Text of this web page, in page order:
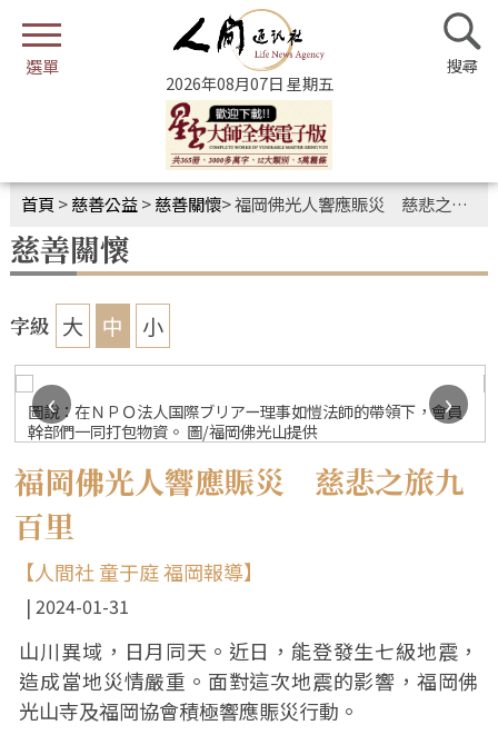
2026年08月07日 星期五
首頁 >慈善公益>慈善關懷>福岡佛光人響應賑災 慈悲之旅九百里
慈善關懷
字級 大 中 小
圖說：在ＮＰＯ法人国際ブリアー理事如愷法師的帶領下，會員
幹部們一同打包物資。 圖/福岡佛光山提供
‹
›
福岡佛光人響應賑災 慈悲之旅九
百里
【人間社 童于庭 福岡報導】
2024-01-31
山川異域，日月同天。近日，能登發生七級地震，
造成當地災情嚴重。面對這次地震的影響，福岡佛
光山寺及福岡協會積極響應賑災行動。